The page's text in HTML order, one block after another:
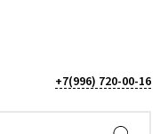
+7(996) 720-00-16